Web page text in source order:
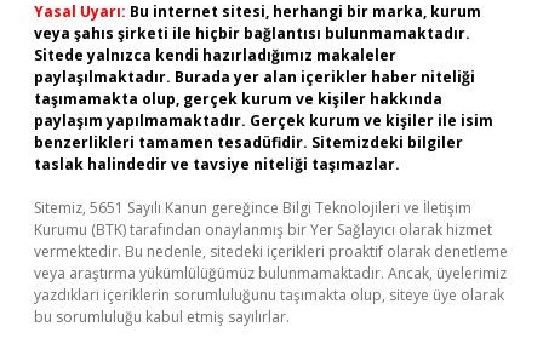
Yasal Uyarı: Bu internet sitesi, herhangi bir marka, kurum
veya şahıs şirketi ile hiçbir bağlantısı bulunmamaktadır.
Sitede yalnızca kendi hazırladığımız makaleler
paylaşılmaktadır. Burada yer alan içerikler haber niteliği
taşımamakta olup, gerçek kurum ve kişiler hakkında
paylaşım yapılmamaktadır. Gerçek kurum ve kişiler ile isim
benzerlikleri tamamen tesadüfidir. Sitemizdeki bilgiler
taslak halindedir ve tavsiye niteliği taşımazlar.
Sitemiz, 5651 Sayılı Kanun gereğince Bilgi Teknolojileri ve İletişim
Kurumu (BTK) tarafından onaylanmış bir Yer Sağlayıcı olarak hizmet
vermektedir. Bu nedenle, sitedeki içerikleri proaktif olarak denetleme
veya araştırma yükümlülüğümüz bulunmamaktadır. Ancak, üyelerimiz
yazdıkları içeriklerin sorumluluğunu taşımakta olup, siteye üye olarak
bu sorumluluğu kabul etmiş sayılırlar.